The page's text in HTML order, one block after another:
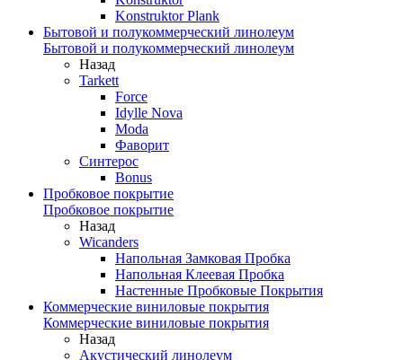
Konstruktor Plank
Бытовой и полукоммерческий линолеум
Бытовой и полукоммерческий линолеум
Назад
Tarkett
Force
Idylle Nova
Moda
Фаворит
Синтерос
Bonus
Пробковое покрытие
Пробковое покрытие
Назад
Wicanders
Напольная Замковая Пробка
Напольная Клеевая Пробка
Настенные Пробковые Покрытия
Коммерческие виниловые покрытия
Коммерческие виниловые покрытия
Назад
Акустический линолеум